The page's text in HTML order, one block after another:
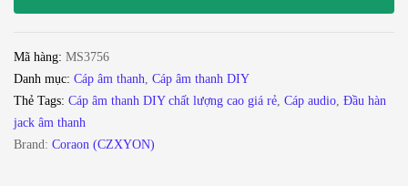
Stereo
CZXYON
dùng
cho
Micro,
Mã hàng: MS3756
Danh mục: Cáp âm thanh, Cáp âm thanh DIY
Thẻ Tags: Cáp âm thanh DIY chất lượng cao giá rẻ, Cáp audio, Đầu hàn
jack âm thanh
Brand: Coraon (CZXYON)